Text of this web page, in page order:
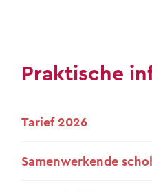
Praktische
Tarief 2026
Samenwerkende